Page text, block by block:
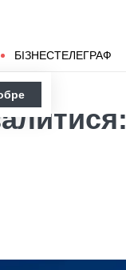
БІЗНЕСТЕЛЕГРАФ